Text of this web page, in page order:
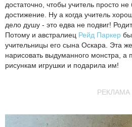
достаточно, чтобы учитель просто
достижение. Ну а когда учитель
дело душу - это едва не подвиг!
Потому и австралиец Рейд Паркер
учительницы его сына Оскара. Эта
нарисовать выдуманного монстра, а
рисункам игрушки и подарила им!
РЕКЛАМА